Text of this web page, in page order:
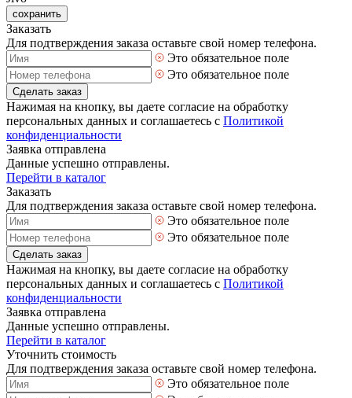
сохранить
Заказать
Для подтверждения заказа оставьте свой номер телефона.
Это обязательное поле
Это обязательное поле
Сделать заказ
Нажимая на кнопку, вы даете согласие на обработку
персональных данных и соглашаетесь с Политикой
конфиденциальности
Заявка отправлена
Данные успешно отправлены.
Перейти в каталог
Заказать
Для подтверждения заказа оставьте свой номер телефона.
Это обязательное поле
Это обязательное поле
Сделать заказ
Нажимая на кнопку, вы даете согласие на обработку
персональных данных и соглашаетесь с Политикой
конфиденциальности
Заявка отправлена
Данные успешно отправлены.
Перейти в каталог
Уточнить стоимость
Для подтверждения заказа оставьте свой номер телефона.
Это обязательное поле